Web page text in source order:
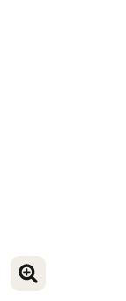
BILD